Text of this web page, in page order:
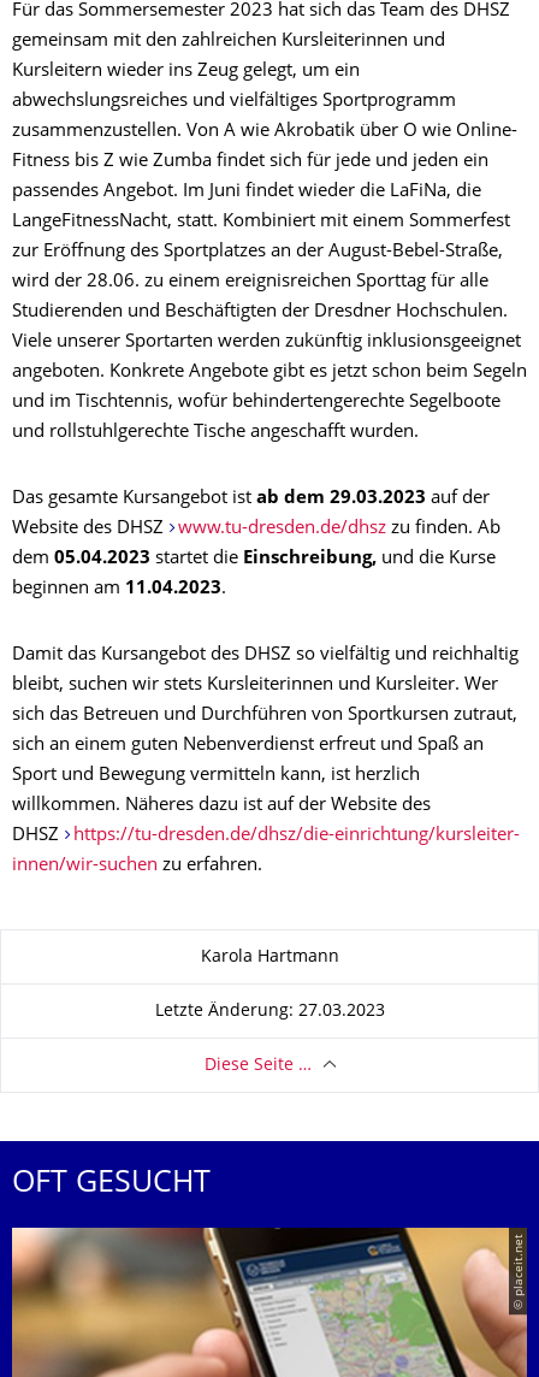
Für das Sommersemester 2023 hat sich das Team des DHSZ
gemeinsam mit den zahlreichen Kursleiterinnen und
Kursleitern wieder ins Zeug gelegt, um ein
abwechslungsreiches und vielfältiges Sportprogramm
zusammenzustellen. Von A wie Akrobatik über O wie Online-
Fitness bis Z wie Zumba findet sich für jede und jeden ein
passendes Angebot. Im Juni findet wieder die LaFiNa, die
LangeFitnessNacht, statt. Kombiniert mit einem Sommerfest
zur Eröffnung des Sportplatzes an der August-Bebel-Straße,
wird der 28.06. zu einem ereignisreichen Sporttag für alle
Studierenden und Beschäftigten der Dresdner Hochschulen.
Viele unserer Sportarten werden zukünftig inklusionsgeeignet
angeboten. Konkrete Angebote gibt es jetzt schon beim Segeln
und im Tischtennis, wofür behindertengerechte Segelboote
und rollstuhlgerechte Tische angeschafft wurden.
Das gesamte Kursangebot ist ab dem 29.03.2023 auf der
Website des DHSZ
www.tu-dresden.de/dhszzu finden. Ab
dem 05.04.2023 startet die Einschreibung, und die Kurse
beginnen am 11.04.2023.
Damit das Kursangebot des DHSZ so vielfältig und reichhaltig
bleibt, suchen wir stets Kursleiterinnen und Kursleiter. Wer
sich das Betreuen und Durchführen von Sportkursen zutraut,
sich an einem guten Nebenverdienst erfreut und Spaß an
Sport und Bewegung vermitteln kann, ist herzlich
willkommen. Näheres dazu ist auf der Website des
DHSZ
https://tu-dresden.de/dhsz/die-einrichtung/kursleiter-
innen/wir-suchen zu erfahren.
Karola Hartmann
Letzte Änderung: 27.03.2023
Diese Seite …
OFT GESUCHT
© placeit.net